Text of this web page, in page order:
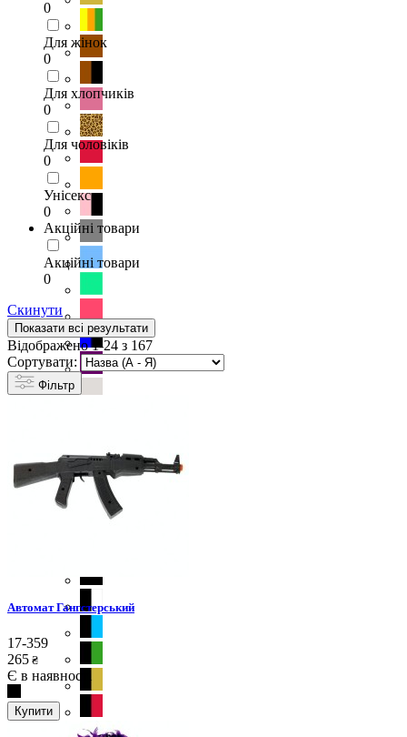
0
Для жінок
0
Для хлопчиків
0
Для чоловіків
0
Унісекс
0
Акційні товари
Акційні товари
0
Скинути
Показати всі результати
Відображено 1-24 з 167
Сортувати:
Фільтр
Автомат Гангстерський
17-359
265 ₴
Є в наявності
Купити